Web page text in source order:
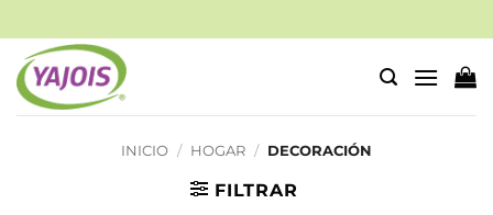
al
contenido
INICIO / HOGAR / DECORACIÓN
FILTRAR